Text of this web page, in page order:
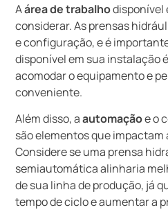
Aárea de trabalhodisponível
considerar. As prensas
e configuração, e é
disponível em sua instalação
acomodar o equipamento e
conveniente.
Além disso, aautomaçãoe o
são elementos que
Considere se uma prensa
semiautomática alinharia
de sua linha de produção, já
tempo de ciclo e aumentar a